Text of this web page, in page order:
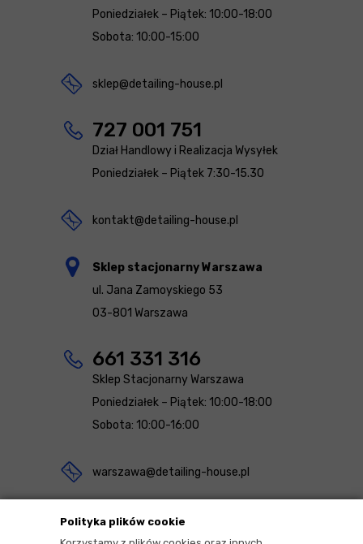
Polityka plików cookie
Poniedziałek – Piątek: 10:00-18:00
Sobota: 10:00-15:00
sklep@detailing-house.pl
727 001 751
Dział Handlowy i Realizacja Wysyłek
Poniedziałek – Piątek 7:30-15.30
kontakt@detailing-house.pl
Sklep stacjonarny Warszawa
ul. Jana Zamoyskiego 53
03-801 Warszawa
661 331 316
Sklep Stacjonarny Warszawa
Poniedziałek – Piątek: 10:00-18:00
Sobota: 10:00-16:00
warszawa@detailing-house.pl
Magazyn Rekcin